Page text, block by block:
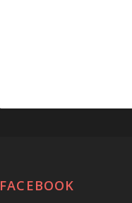
FACEBOOK